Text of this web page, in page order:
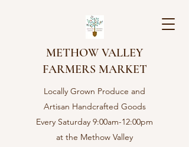
METHOW VALLEY
FARMERS MARKET
Locally Grown Produce and
Artisan Handcrafted Goods
Every Saturday 9:00am-12:00pm
at the Methow Valley